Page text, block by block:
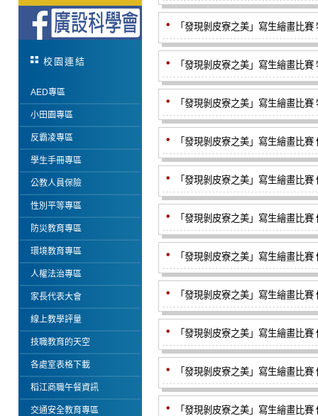
校園連結
AED專區
小田園專區
反霸凌專區
學生手冊專區
公教人員保險
性別平等專區
防災教育專區
環境教育專區
人權法治專區
家長代表大會
線上教學評量
技職教育的天空
各處室表格下載
稻江商職午餐資訊
交通安全教育專區
「發現剝皮寮之美」寫生繪畫比賽
「發現剝皮寮之美」寫生繪畫比賽
「發現剝皮寮之美」寫生繪畫比賽
「發現剝皮寮之美」寫生繪畫比賽
「發現剝皮寮之美」寫生繪畫比賽
「發現剝皮寮之美」寫生繪畫比賽
「發現剝皮寮之美」寫生繪畫比賽
「發現剝皮寮之美」寫生繪畫比賽
「發現剝皮寮之美」寫生繪畫比賽
「發現剝皮寮之美」寫生繪畫比賽
「發現剝皮寮之美」寫生繪畫比賽